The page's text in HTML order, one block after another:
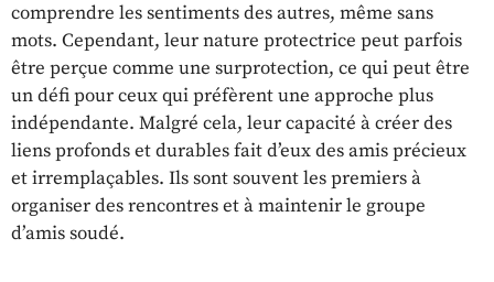
comprendre les sentiments des autres, même sans
mots. Cependant, leur nature protectrice peut parfois
être perçue comme une surprotection, ce qui peut être
un défi pour ceux qui préfèrent une approche plus
indépendante. Malgré cela, leur capacité à créer des
liens profonds et durables fait d’eux des amis précieux
et irremplaçables. Ils sont souvent les premiers à
organiser des rencontres et à maintenir le groupe
d’amis soudé.